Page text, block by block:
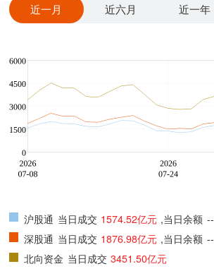
近一月 近六月 近一年
沪股通 当日成交 1574.52亿元 ,当日余额 --
深股通 当日成交 1876.98亿元 ,当日余额 --
北向资金 当日成交 3451.50亿元